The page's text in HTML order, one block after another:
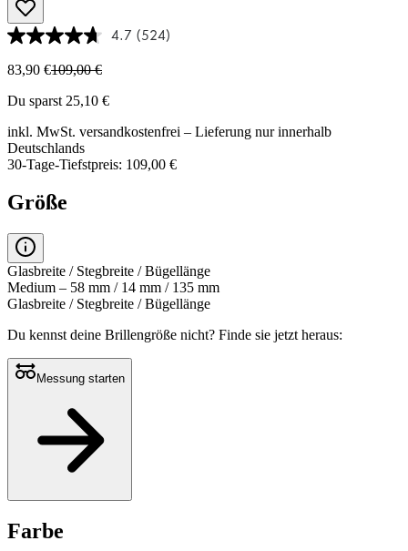
4.7 (524)
83,90 €109,00 €
Du sparst 25,10 €
inkl. MwSt. versandkostenfrei – Lieferung nur innerhalb
Deutschlands
30-Tage-Tiefstpreis: 109,00 €
Größe
Glasbreite / Stegbreite / Bügellänge
Medium – 58 mm / 14 mm / 135 mm
Glasbreite / Stegbreite / Bügellänge
Du kennst deine Brillengröße nicht? Finde sie jetzt heraus:
Messung starten
Farbe